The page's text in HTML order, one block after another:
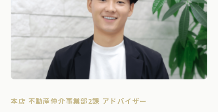
本店 不動産仲介事業部2課 アドバイザー